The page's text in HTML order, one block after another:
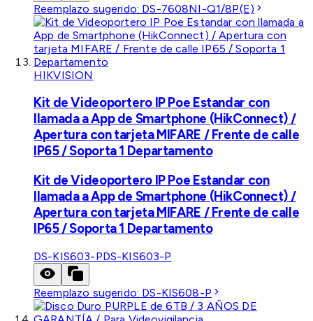
Reemplazo sugerido: DS-7608NI-Q1/8P(E)
HIKVISION
Kit de Videoportero IP Poe Estandar con
llamada a App de Smartphone (HikConnect) /
Apertura con tarjeta MIFARE / Frente de calle
IP65 / Soporta 1 Departamento
Kit de Videoportero IP Poe Estandar con
llamada a App de Smartphone (HikConnect) /
Apertura con tarjeta MIFARE / Frente de calle
IP65 / Soporta 1 Departamento
DS-KIS603-PDS-KIS603-P
Reemplazo sugerido: DS-KIS608-P